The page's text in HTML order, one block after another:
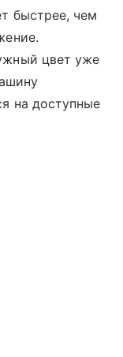
быстрее, чем
цвет уже
на доступные